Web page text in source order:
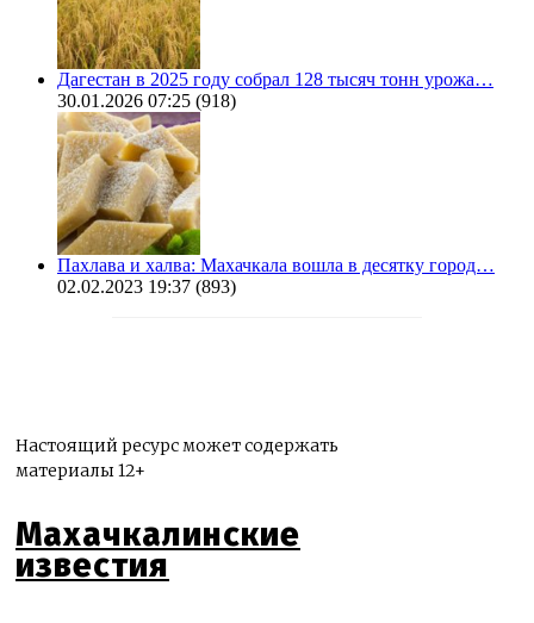
Дагестан в 2025 году собрал 128 тысяч тонн урожа…
30.01.2026 07:25 (918)
Пахлава и халва: Махачкала вошла в десятку город…
02.02.2023 19:37 (893)
Настоящий ресурс может содержать
материалы 12+
Махачкалинские
известия